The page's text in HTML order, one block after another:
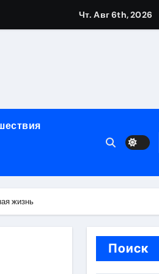
персональный подход и
за один день
Чт. Авг 6th, 2026
жизнь
Поиск